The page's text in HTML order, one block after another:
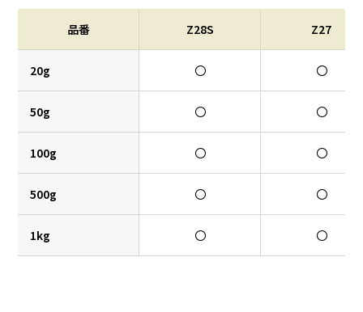
品番 Z28S Z27
20g 〇 〇
50g 〇 〇
100g 〇 〇
500g 〇 〇
1kg 〇 〇